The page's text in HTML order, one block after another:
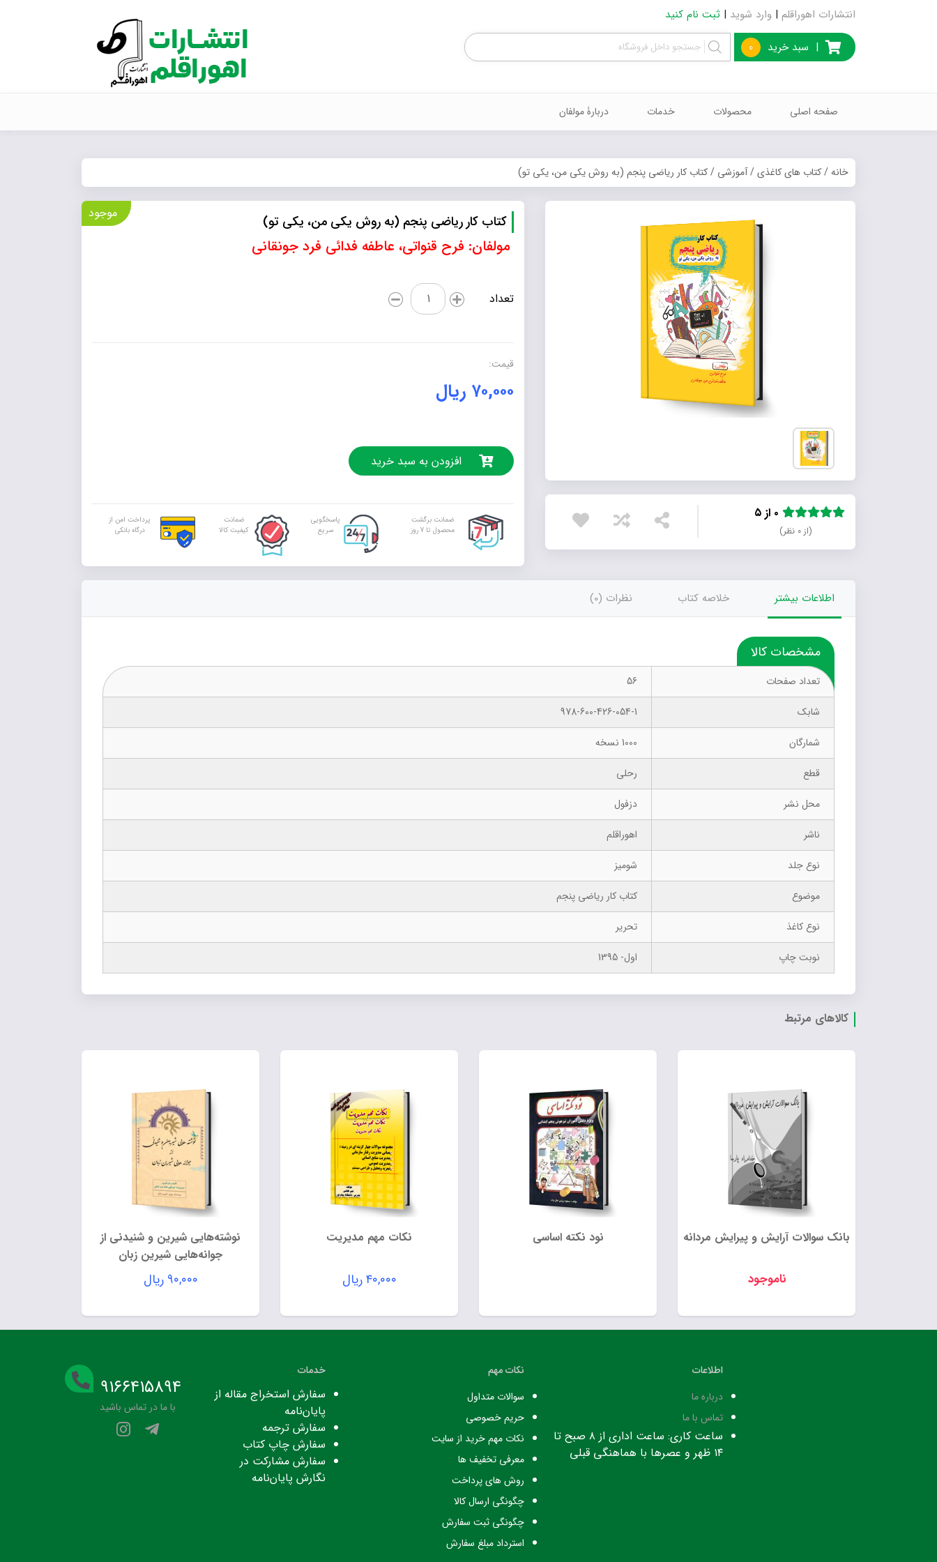
انتشارات اهوراقلم | وارد شوید | ثبت نام کنید
| سبد خرید 0
Products
search
صفحه اصلی محصولات خدمات دربارۀ مولفان
خانه/کتاب های کاغذی/آموزشی / کتاب کار ریاضی پنجم (به روش یکی من، یکی تو)
(از ۰ نظر)
موجود کتاب کار ریاضی پنجم (به روش یکی من، یکی تو)
مولفان: فرح قنواتی، عاطفه فدائی فرد جونقانی
تعداد
کتاب
کار
پنجم
یکی
من،
عدد
قیمت:
۷۰,۰۰۰ ریال
افزودن به سبد خرید
ضمانت برگشت
محصول تا 7 روز
پاسخگویی
سریع
ضمانت
کیفیت کالا
پرداخت امن از
درگاه بانکی
اطلاعات بیشتر خلاصه کتاب نظرات (0)
مشخصات کالا
تعداد صفحات
56
شابک
978-600-426-054-1
شمارگان
1000 نسخه
قطع
رحلی
محل نشر
دزفول
ناشر
اهوراقلم
نوع جلد
شومیز
موضوع
کتاب کار ریاضی پنجم
نوع کاغذ
تحریر
نوبت چاپ
اول- 1395
کالاهای مرتبط
بانک سوالات آرایش و پیرایش مردانه
ناموجود
نود نکته اساسی نکات مهم مدیریت
۴۰,۰۰۰ریال
نوشته‌هایی شیرین و شنیدنی از
جوانه‌هایی شیرین زبان
۹۰,۰۰۰ ریال
اطلاعات
درباره ما
تماس با ما
ساعت کاری: ساعت اداری از ۸ صبح تا
۱۴ ظهر و عصرها با هماهنگی قبلی
نکات مهم
سوالات متداول
حریم خصوصی
نکات مهم خرید از سایت
معرفی تخفیف ها
روش های پرداخت
چگونگی ارسال کالا
چگونگی ثبت سفارش
استرداد مبلغ سفارش
خدمات
سفارش استخراج مقاله از
پایان‌نامه
سفارش ترجمه
سفارش چاپ کتاب
سفارش مشارکت در
نگارش پایان‌نامه
۹۱۶۶۴۱۵۸۹۴
با ما در تماس باشید